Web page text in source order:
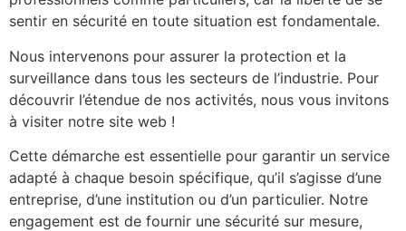
sentir en sécurité en toute situation est fondamentale.
Nous intervenons pour assurer la protection et la
surveillance dans tous les secteurs de l’industrie. Pour
découvrir l’étendue de nos activités, nous vous invitons
à visiter notre site web !
Cette démarche est essentielle pour garantir un service
adapté à chaque besoin spécifique, qu’il s’agisse d’une
entreprise, d’une institution ou d’un particulier. Notre
engagement est de fournir une sécurité sur mesure,